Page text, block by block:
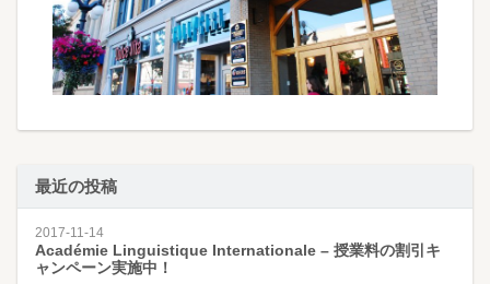
最近の投稿
2017-11-14
Académie Linguistique Internationale – 授業料の割引キ
ャンペーン実施中！